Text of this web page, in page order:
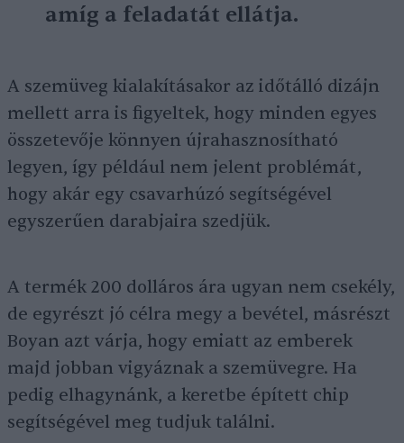
amíg a feladatát ellátja.
A szemüveg kialakításakor az időtálló dizájn
mellett arra is figyeltek, hogy minden egyes
összetevője könnyen újrahasznosítható
legyen, így például nem jelent problémát,
hogy akár egy csavarhúzó segítségével
egyszerűen darabjaira szedjük.
A termék 200 dolláros ára ugyan nem csekély,
de egyrészt jó célra megy a bevétel, másrészt
Boyan azt várja, hogy emiatt az emberek
majd jobban vigyáznak a szemüvegre. Ha
pedig elhagynánk, a keretbe épített chip
segítségével meg tudjuk találni.